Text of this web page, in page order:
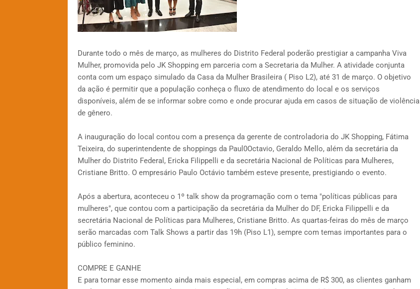
Durante todo o mês de março, as mulheres do Distrito Federal poderão prestigiar a campanha Viva
Mulher, promovida pelo JK Shopping em parceria com a Secretaria da Mulher. A atividade conjunta
conta com um espaço simulado da Casa da Mulher Brasileira ( Piso L2), até 31 de março. O objetivo
da ação é permitir que a população conheça o fluxo de atendimento do local e os serviços
disponíveis, além de se informar sobre como e onde procurar ajuda em casos de situação de violência
de gênero.
A inauguração do local contou com a presença da gerente de controladoria do JK Shopping, Fátima
Teixeira, do superintendente de shoppings da Paul0Octavio, Geraldo Mello, além da secretária da
Mulher do Distrito Federal, Ericka Filippelli e da secretária Nacional de Políticas para Mulheres,
Cristiane Britto. O empresário Paulo Octávio também esteve presente, prestigiando o evento.
Após a abertura, aconteceu o 1º talk show da programação com o tema "políticas públicas para
mulheres", que contou com a participação da secretária da Mulher do DF, Ericka Filippelli e da
secretária Nacional de Políticas para Mulheres, Cristiane Britto. As quartas-feiras do mês de março
serão marcadas com Talk Shows a partir das 19h (Piso L1), sempre com temas importantes para o
público feminino.
COMPRE E GANHE
E para tornar esse momento ainda mais especial, em compras acima de R$ 300, as clientes ganham